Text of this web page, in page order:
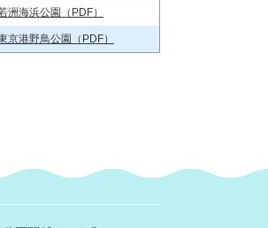
洲海浜公園（PDF）
京港野鳥公園（PDF）